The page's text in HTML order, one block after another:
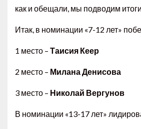
как и обещали, мы подводим итоги.
Итак, в номинации «7-12 лет»
1 место – Таисия Кеер
2 место – Милана Денисова
3 место – Николай Вергунов
В номинации «13-17 лет»